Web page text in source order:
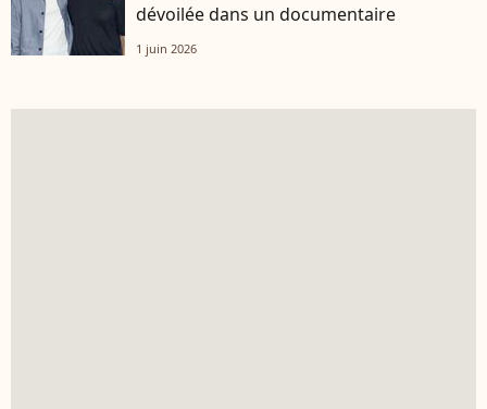
dévoilée dans un documentaire
1 juin 2026